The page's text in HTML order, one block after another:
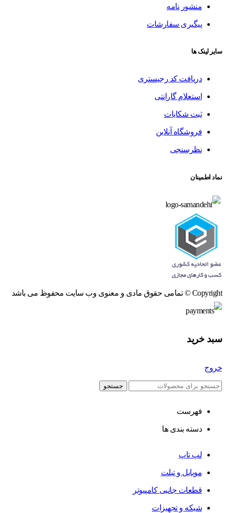
منشور نامه
پیگیری سفارشات
سایر لینک ها
دریافت کد رجیستری
استعلام گارانتی
ثبت شکایات
فروشگاه آنلاین
نظرسنجی
نماد اطمینان
Copyright © تمامی حقوق مادی و معنوی وب سایت محفوظ می باشد
سبد خرید
خروج
جستجو
فهرست
دسته بندی ها
لپ تاپ
موبایل و تبلت
قطعات جانبی کامپیوتر
شبکه و تجهیزات